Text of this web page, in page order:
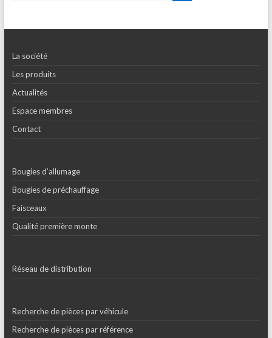
La société
Les produits
Actualités
Espace membres
Contact
Bougies d’allumage
Bougies de préchauffage
Faisceaux
Qualité première monte
Réseau de distribution
Recherche de pièces par véhicule
Recherche de pièces par référence